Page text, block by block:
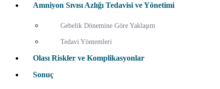
Amniyon Sıvısı Azlığı Tedavisi ve Yönetimi
Gebelik Dönemine Göre Yaklaşım
Tedavi Yöntemleri
Olası Riskler ve Komplikasyonlar
Sonuç